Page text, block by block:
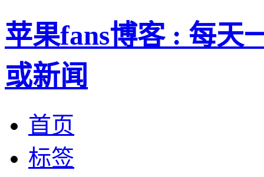
苹果fans博客 : 每天
或新闻
首页
标签